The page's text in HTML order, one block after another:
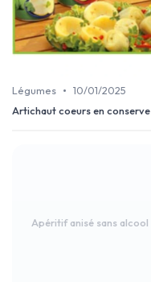
Légumes • 10/01/2025
Artichaut coeurs en conserve
Apéritif anisé sans alcool